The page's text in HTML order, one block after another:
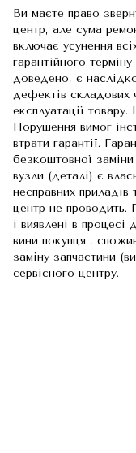
Ви маєте право
центр, але сума
включає усунення
гарантійного
доведено, є
дефектів складових
експлуатації
Порушення вимог
втрати гарантії.
безкоштовної
вузли (деталі) є
несправних приладів
центр не проводить.
і виявлені в процесі
вини покупця ,
заміну запчастини
сервісного центру.